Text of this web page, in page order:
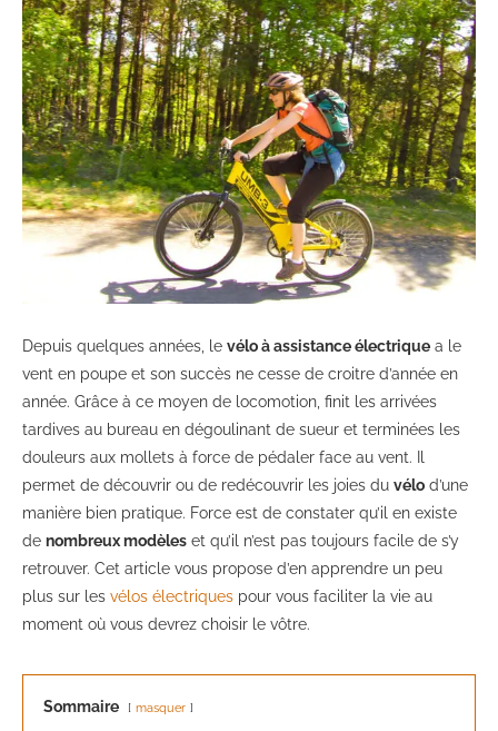
Depuis quelques années, le vélo à assistance électrique a le
vent en poupe et son succès ne cesse de croitre d’année en
année. Grâce à ce moyen de locomotion, finit les arrivées
tardives au bureau en dégoulinant de sueur et terminées les
douleurs aux mollets à force de pédaler face au vent. Il
permet de découvrir ou de redécouvrir les joies du vélo d’une
manière bien pratique. Force est de constater qu’il en existe
de nombreux modèles et qu’il n’est pas toujours facile de s’y
retrouver. Cet article vous propose d’en apprendre un peu
plus sur les vélos électriques pour vous faciliter la vie au
moment où vous devrez choisir le vôtre.
Sommaire masquer